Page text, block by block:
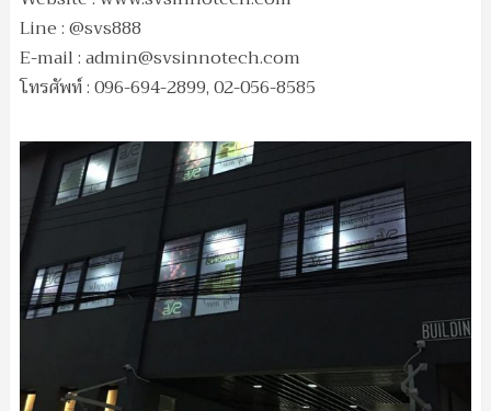
Line : @svs888
E-mail :admin@svsinnotech.com
โทรศัพท์ : 096-694-2899, 02-056-8585